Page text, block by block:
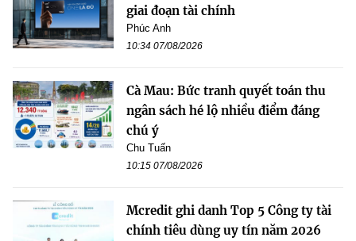
giai đoạn tài chính
Phúc Anh
10:34 07/08/2026
Cà Mau: Bức tranh quyết toán thu
ngân sách hé lộ nhiều điểm đáng
chú ý
Chu Tuấn
10:15 07/08/2026
Mcredit ghi danh Top 5 Công ty tài
chính tiêu dùng uy tín năm 2026